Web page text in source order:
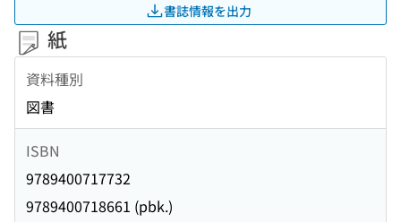
書誌情報を出力
紙
資料種別
図書
ISBN
9789400717732
9789400718661 (pbk.)